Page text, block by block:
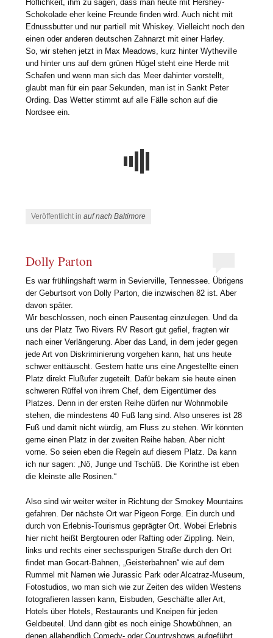
Höflichkeit, ihm zu sagen, dass man heute mit Hershey-
Schokolade eher keine Freunde finden wird. Auch nicht mit
Ednussbutter und nur partiell mit Whiskey. Vielleicht noch den
einen oder anderen deutschen Zahnarzt mit einer Harley.
So, wir stehen jetzt in Max Meadows, kurz hinter Wytheville
und hinter uns auf dem grünen Hügel steht eine Herde mit
Schafen und wenn man sich das Meer dahinter vorstellt,
glaubt man für ein paar Sekunden, man ist in Sankt Peter
Ording. Das Wetter stimmt auf alle Fälle schon auf die
Nordsee ein.
Veröffentlicht inauf nach Baltimore
Dolly Parton
Es war frühlingshaft warm in Sevierville, Tennessee. Übrigens
der Geburtsort von Dolly Parton, die inzwischen 82 ist. Aber
davon später.
Wir beschlossen, noch einen Pausentag einzulegen. Und da
uns der Platz Two Rivers RV Resort gut gefiel, fragten wir
nach einer Verlängerung. Aber das Land, in dem jeder gegen
jede Art von Diskriminierung vorgehen kann, hat uns heute
schwer enttäuscht. Gestern hatte uns eine Angestellte einen
Platz direkt Flußufer zugeteilt. Dafür bekam sie heute einen
schweren Rüffel von ihrem Chef, dem Eigentümer des
Platzes. Denn in der ersten Reihe dürfen nur Wohnmobile
stehen, die mindestens 40 Fuß lang sind. Also unseres ist 28
Fuß und damit nicht würdig, am Fluss zu stehen. Wir könnten
gerne einen Platz in der zweiten Reihe haben. Aber nicht
vorne. So seien eben die Regeln auf diesem Platz. Da kann
ich nur sagen: „Nö, Junge und Tschüß. Die Korinthe ist eben
die kleinste alle Rosinen.“
Also sind wir weiter weiter in Richtung der Smokey Mountains
gefahren. Der nächste Ort war Pigeon Forge. Ein durch und
durch von Erlebnis-Tourismus geprägter Ort. Wobei Erlebnis
hier nicht heißt Bergtouren oder Rafting oder Zippling. Nein,
links und rechts einer sechsspurigen Straße durch den Ort
findet man Gocart-Bahnen, „Geisterbahnen“ wie auf dem
Rummel mit Namen wie Jurassic Park oder Alcatraz-Museum,
Fotostudios, wo man sich wie zur Zeiten des wilden Westens
fotografieren lassen kann, Eisbuden, Geschäfte aller Art,
Hotels über Hotels, Restaurants und Kneipen für jeden
Geldbeutel. Und dann gibt es noch einige Showbühnen, an
denen allabendlich Comedy- oder Countryshows aufgeführt